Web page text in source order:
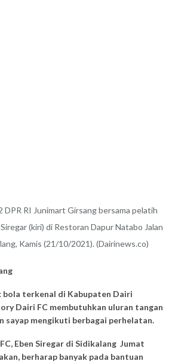
DPR RI Junimart Girsang bersama pelatih
(kiri) di Restoran Dapur Natabo Jalan
Kamis (21/10/2021). (Dairinews.co)
bola terkenal di Kabupaten Dairi
Dairi FC membutuhkan uluran tangan
sayap mengikuti berbagai perhelatan.
Eben Siregar di Sidikalang Jumat
berharap banyak pada bantuan